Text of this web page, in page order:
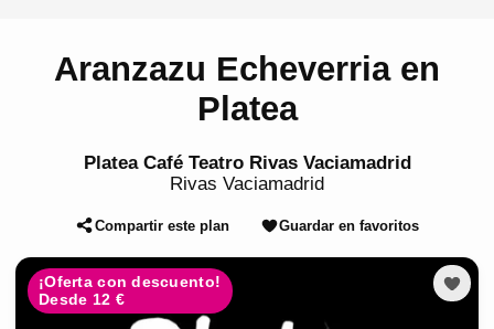
Aranzazu Echeverria en
Platea
Platea Café Teatro Rivas Vaciamadrid
Rivas Vaciamadrid
Compartir este plan Guardar en favoritos
¡Oferta con descuento!
Desde 12 €